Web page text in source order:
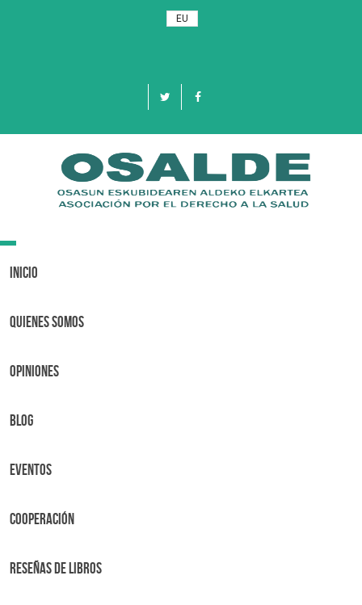
EU
Toggle
Inicio
Quienes Somos
OPINIONES
BLOG
Eventos
Cooperación
Reseñas de libros